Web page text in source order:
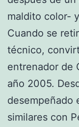
maldito color-
Cuando se
técnico,
entrenador de
año 2005.
desempeñado
similares con